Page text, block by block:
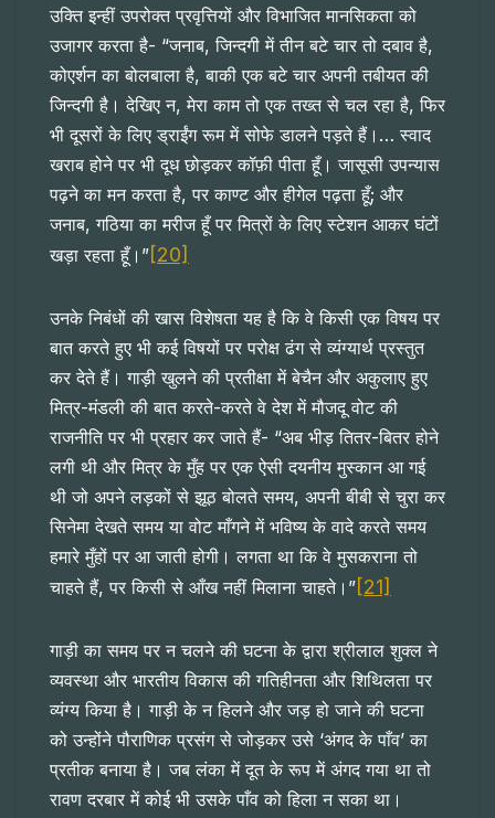
उक्ति इन्हीं उपरोक्त प्रवृत्तियों और विभाजित मानसिकता को
उजागर करता है- “जनाब, जिन्दगी में तीन बटे चार तो दबाव है,
कोएर्शन का बोलबाला है, बाकी एक बटे चार अपनी तबीयत की
जिन्दगी है। देखिए न, मेरा काम तो एक तख्त से चल रहा है, फिर
भी दूसरों के लिए ड्राईंग रूम में सोफे डालने पड़ते हैं।… स्वाद
खराब होने पर भी दूध छोड़कर कॉफ़ी पीता हूँ। जासूसी उपन्यास
पढ़ने का मन करता है, पर काण्ट और हीगेल पढ़ता हूँ; और
जनाब, गठिया का मरीज हूँ पर मित्रों के लिए स्टेशन आकर घंटों
खड़ा रहता हूँ।” [20]
उनके निबंधों की खास विशेषता यह है कि वे किसी एक विषय पर
बात करते हुए भी कई विषयों पर परोक्ष ढंग से व्यंग्यार्थ प्रस्तुत
कर देते हैं। गाड़ी खुलने की प्रतीक्षा में बेचैन और अकुलाए हुए
मित्र-मंडली की बात करते-करते वे देश में मौजदू वोट की
राजनीति पर भी प्रहार कर जाते हैं- “अब भीड़ तितर-बितर होने
लगी थी और मित्र के मुँह पर एक ऐसी दयनीय मुस्कान आ गई
थी जो अपने लड़कों से झूठ बोलते समय, अपनी बीबी से चुरा कर
सिनेमा देखते समय या वोट माँगने में भविष्य के वादे करते समय
हमारे मुँहों पर आ जाती होगी। लगता था कि वे मुसकराना तो
चाहते हैं, पर किसी से आँख नहीं मिलाना चाहते।” [21]
गाड़ी का समय पर न चलने की घटना के द्वारा श्रीलाल शुक्ल ने
व्यवस्था और भारतीय विकास की गतिहीनता और शिथिलता पर
व्यंग्य किया है। गाड़ी के न हिलने और जड़ हो जाने की घटना
को उन्होंने पौराणिक प्रसंग से जोड़कर उसे ‘अंगद के पाँव’ का
प्रतीक बनाया है। जब लंका में दूत के रूप में अंगद गया था तो
रावण दरबार में कोई भी उसके पाँव को हिला न सका था।